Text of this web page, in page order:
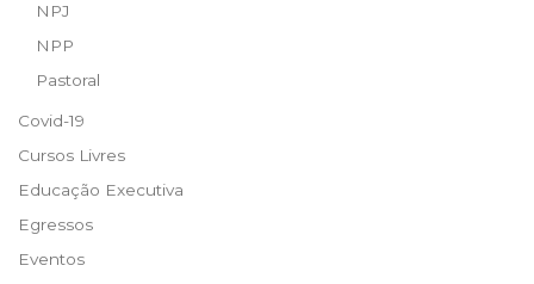
NPJ
NPP
Pastoral
Covid-19
Cursos Livres
Educação Executiva
Egressos
Eventos